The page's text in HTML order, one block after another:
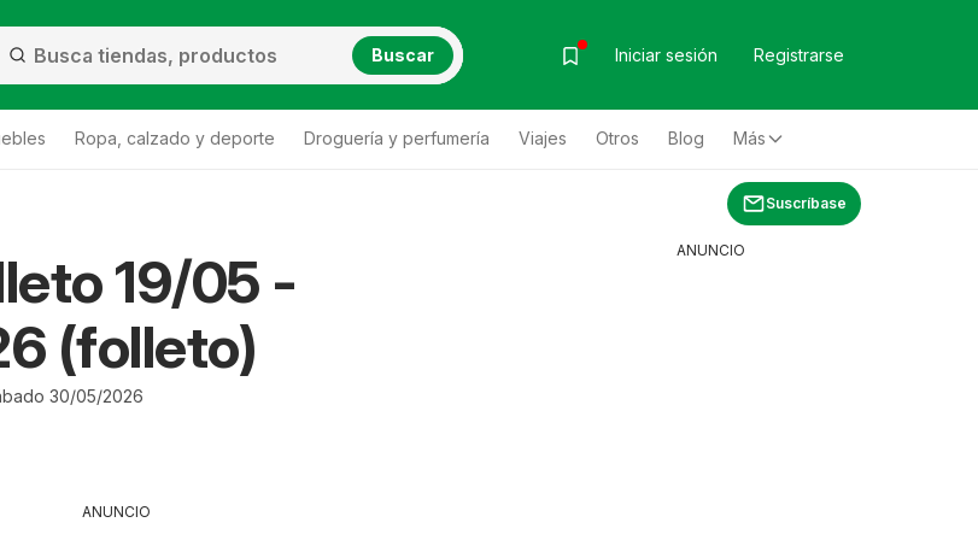
Buscar Iniciar sesión Registrarse
Ropa, calzado y deporte Droguería y perfumería Viajes Otros Blog Más
Suscríbase
19/05 -
(folleto)
30/05/2026
ANUNCIO
ANUNCIO